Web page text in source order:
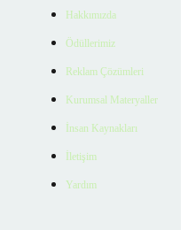
Hakkımızda
Ödüllerimiz
Reklam Çözümleri
Kurumsal Materyaller
İnsan Kaynakları
İletişim
Yardım